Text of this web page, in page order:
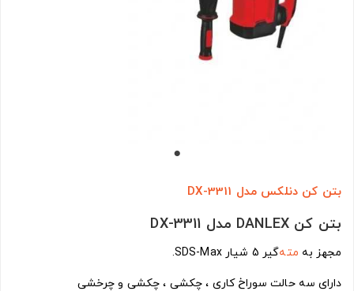
بتن کن دنلکس مدل DX-3311
بتن کن DANLEX مدل DX-3311
مجهز به مته‌گیر 5 شیار SDS-Max.
دارای سه حالت سوراخ کاری ، چکشی ، چکشی و چرخشی